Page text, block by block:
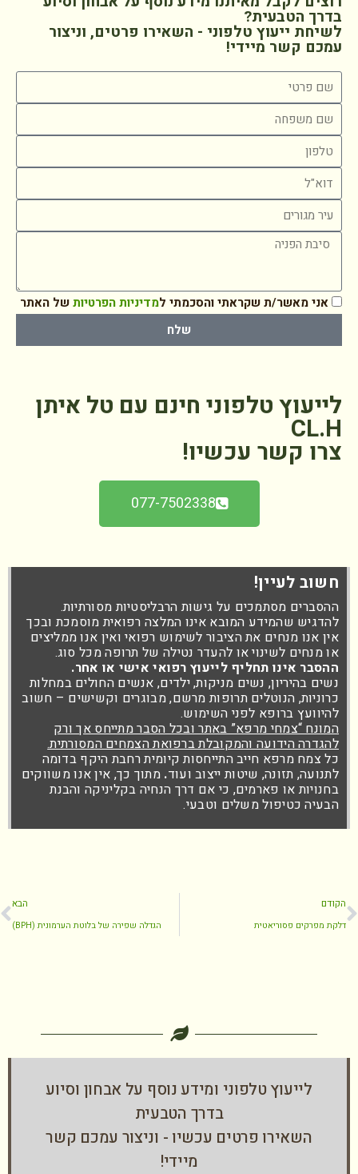
בדרך הטבעית?
לשיחת ייעוץ טלפוני - השאירו פרטים, וניצור
עמכם קשר מיידי!
אני מאשר/ת שקראתי והסכמתי למדיניות הפרטיותשל האתר
שלח
לייעוץ טלפוני חינם עם טל איתן
CL.H
צרו קשר עכשיו!
077-7502338
חשוב לעיין!
ההסברים מסתמכים על גישות הרבליסטיות מסורתיות.
להדגיש שהמידע המובא אינו המלצה רפואית מוסמכת ובכך
אין אנו מנחים את הציבור לשימוש רפואי ואין אנו ממליצים
או מנחים לשינוי או להעדר נטילה של תרופה מכל סוג.
ההסבר אינו תחליף לייעוץ רפואי אישי או אחר.
נשים בהיריון, נשים מניקות, ילדים, אנשים החולים במחלות
כרוניות, הנוטלים תרופות מרשם, מבוגרים וקשישים – חשוב
להיוועץ ברופא לפני השימוש.
המונח “צמחי מרפא” באתר ובכל הסבר מתייחס אך ורק
להגדרה הידועה והמקובלת ברפואת הצמחים המסורתית.
כל צמח מרפא חייב התייחסות קיומית רחבת היקף בדומה
לתנועה, תזונה, שיטות ייצוב ועוד. מתוך כך, אין אנו משווקים
בחנויות או פארמים, כי אם דרך הנחיה בקליניקה והבנת
הבעיה כטיפול משלים וטבעי.
הקודם
דלקת מפרקים פסוריאטית
הבא
הגדלה שפירה של בלוטת הערמונית (BPH)
לייעוץ טלפוני ומידע נוסף על אבחון וסיוע
בדרך הטבעית
השאירו פרטים עכשיו - וניצור עמכם קשר
מיידי!